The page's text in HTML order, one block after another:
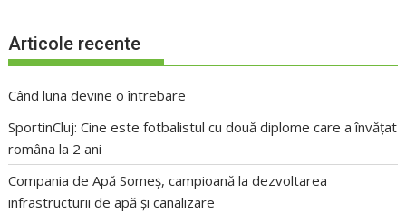
Articole recente
Când luna devine o întrebare
SportinCluj: Cine este fotbalistul cu două diplome care a învățat
româna la 2 ani
Compania de Apă Someș, campioană la dezvoltarea
infrastructurii de apă și canalizare